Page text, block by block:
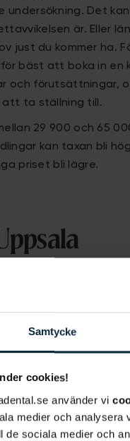
Samtycke
cookies!
använder vi
medier och analysera
de sociala medier och
undersökning. Det
är. Eller
just du kommer ha.
bäst att boka in en
och förutsättningar,
ta ställning till.
29 900 och 65
kan taxan bli
priset bli lägre.
någon typ av bettfel
tandställning kallas
allt från räls till
tandställning
lite, är bekväm och